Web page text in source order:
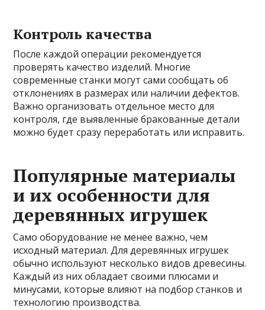
Контроль качества
После каждой операции рекомендуется
проверять качество изделий. Многие
современные станки могут сами сообщать об
отклонениях в размерах или наличии дефектов.
Важно организовать отдельное место для
контроля, где выявленные бракованные детали
можно будет сразу переработать или исправить.
Популярные материалы
и их особенности для
деревянных игрушек
Само оборудование не менее важно, чем
исходный материал. Для деревянных игрушек
обычно используют несколько видов древесины.
Каждый из них обладает своими плюсами и
минусами, которые влияют на подбор станков и
технологию производства.